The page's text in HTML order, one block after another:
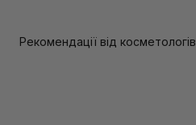
Рекомендації від косметологів